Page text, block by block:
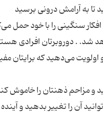
افکار سنگینی را با خود حمل
. دوروبرتان افرادی
می‌دهید که برایتان
آن را تغییر بدهید و